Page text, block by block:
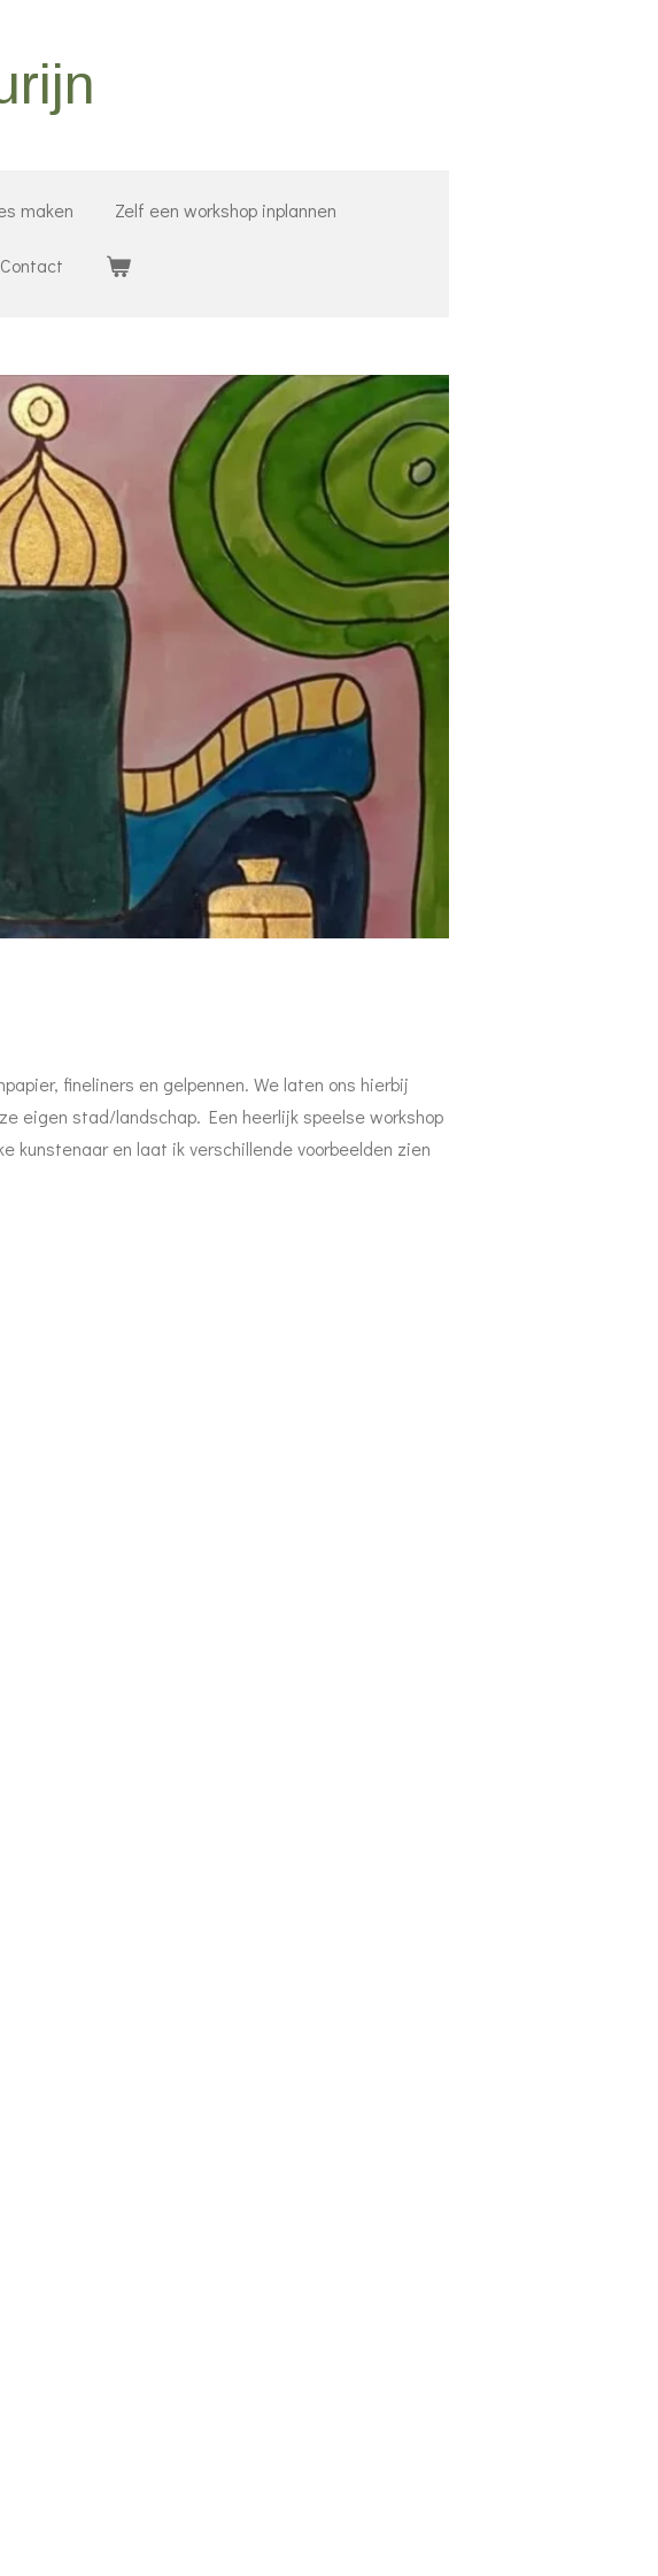
maken Zelf een workshop inplannen
Contact
fineliners en gelpennen. We laten ons hierbij
eigen stad/landschap. Een heerlijk speelse workshop
kunstenaar en laat ik verschillende voorbeelden zien